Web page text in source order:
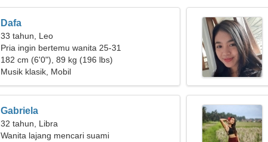
Dafa
33 tahun, Leo
Pria ingin bertemu wanita 25-31
182 cm (6'0"), 89 kg (196 lbs)
Musik klasik, Mobil
Gabriela
32 tahun, Libra
Wanita lajang mencari suami